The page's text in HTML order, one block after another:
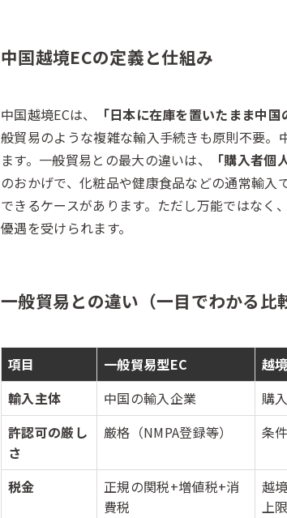
中国越境ECの定義と仕組み
中国越境ECは、 「日本に在庫を置いたまま中
般貿易のような複雑な輸入手続きも原則不要
ます。一般貿易との最大の違いは、
「購入者個
のおかげで、化粧品や健康食品などの通常輸
できるケースがあります。ただし万能ではな
優遇を受けられます。
一般貿易との違い（一目でわかる比
項目 一般貿易型EC
越
輸入主体
中国の輸入企業
購
許認可の厳し
さ
厳格（NMPA登録等） 条
税金
正規の関税+増値税+消
費税
越
上